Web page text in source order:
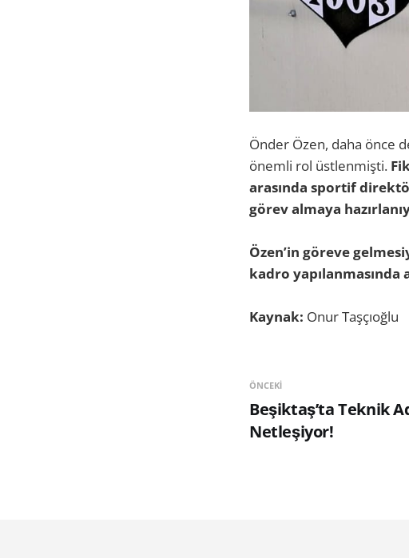
Önder Özen, daha önce
önemli rol üstlenmişti.
arasında sportif
görev almaya
Özen’in göreve
kadro
Kaynak: Onur Taşçıoğlu
ÖNCEKI
Beşiktaş’ta Teknik
Netleşiyor!